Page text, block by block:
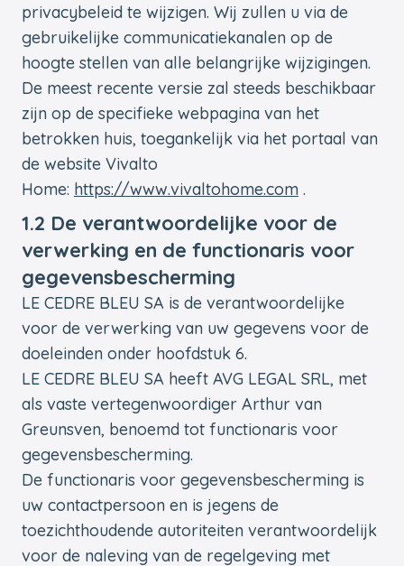
privacybeleid te wijzigen. Wij zullen u via de
gebruikelijke communicatiekanalen op de
hoogte stellen van alle belangrijke wijzigingen.
De meest recente versie zal steeds beschikbaar
zijn op de specifieke webpagina van het
betrokken huis, toegankelijk via het portaal van
de website Vivalto
Home: https://www.vivaltohome.com .
1.2 De verantwoordelijke voor de
verwerking en de functionaris voor
gegevensbescherming
LE CEDRE BLEU SA is de verantwoordelijke
voor de verwerking van uw gegevens voor de
doeleinden onder hoofdstuk 6.
LE CEDRE BLEU SA heeft AVG LEGAL SRL, met
als vaste vertegenwoordiger Arthur van
Greunsven, benoemd tot functionaris voor
gegevensbescherming.
De functionaris voor gegevensbescherming is
uw contactpersoon en is jegens de
toezichthoudende autoriteiten verantwoordelijk
voor de naleving van de regelgeving met